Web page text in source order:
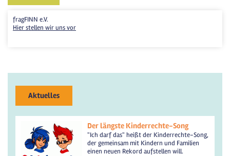
fragFINN e.V.
Hier stellen wir uns vor
Aktuelles
Der längste Kinderrechte-Song
"Ich darf das" heißt der Kinderrechte-Song,
der gemeinsam mit Kindern und Familien
einen neuen Rekord aufstellen will.